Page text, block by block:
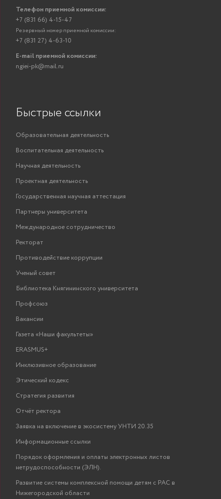
Телефон приемной комиссии:
+7 (831 66) 4-15-47
Резервный номер приемной комиссии:
+7 (831 27) 4-63-10
E-mail приемной комиссии:
ngiei-pk@mail.ru
Быстрые ссылки
Образовательная деятельность
Воспитательная деятельность
Научная деятельность
Проектная деятельность
Государственная научная аттестация
Партнеры университета
Международное сотрудничество
Ректорат
Противодействие коррупции
Ученый совет
Библиотека Княгининского университета
Профсоюз
Вакансии
Газета «Наши факультеты»
ERASMUS+
Инклюзивное образование
Этический кодекс
Стратегия развития
Отчёт ректора
Заявка на включение в экосистему УНТИ 20.35
Информационные ссылки
Порядок оформления и оплаты электронных листов
нетрудоспособности (ЭЛН).
Развитие системы комплексной помощи детям с РАС в
Нижегородской области